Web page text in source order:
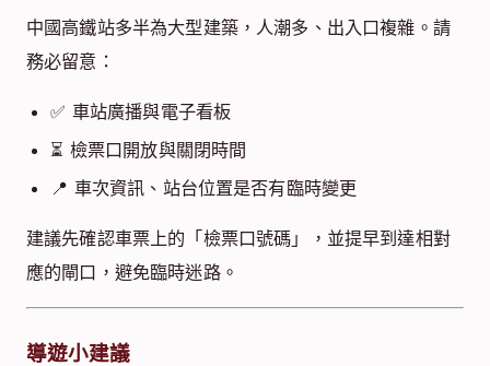
中國高鐵站多半為大型建築，人潮多、出入口複雜。請
務必留意：
✅ 車站廣播與電子看板
⏳ 檢票口開放與關閉時間
📍 車次資訊、站台位置是否有臨時變更
建議先確認車票上的「檢票口號碼」，並提早到達相對
應的閘口，避免臨時迷路。
導遊小建議